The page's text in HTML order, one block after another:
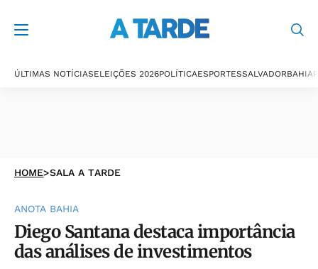
ÚLTIMAS NOTÍCIASELEIÇÕES 2026POLÍTICAESPORTESSALVADORBAHIA
HOME>SALA A TARDE
ANOTA BAHIA
Diego Santana destaca importância
das análises de investimentos